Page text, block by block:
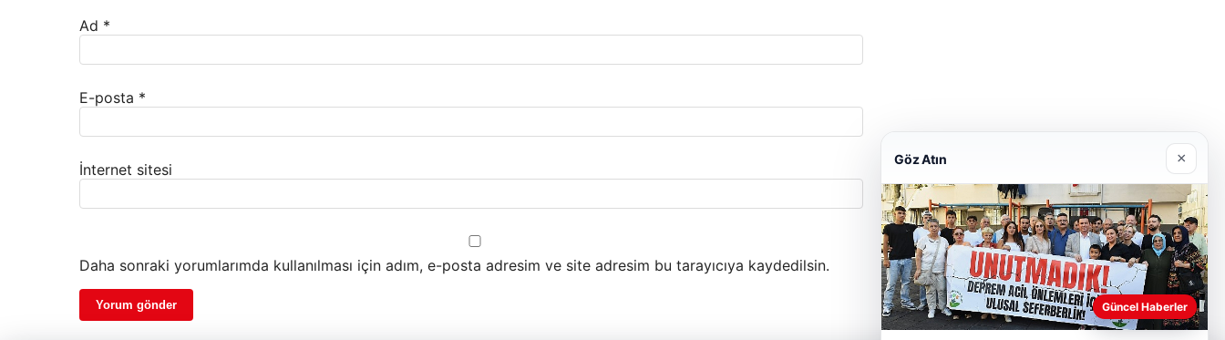
Ad *
E-posta *
İnternet sitesi
Daha sonraki yorumlarımda kullanılması için adım, e-posta adresim ve site adresim bu tarayıcıya kaydedilsin.
Göz Atın ×
Güncel Haberler